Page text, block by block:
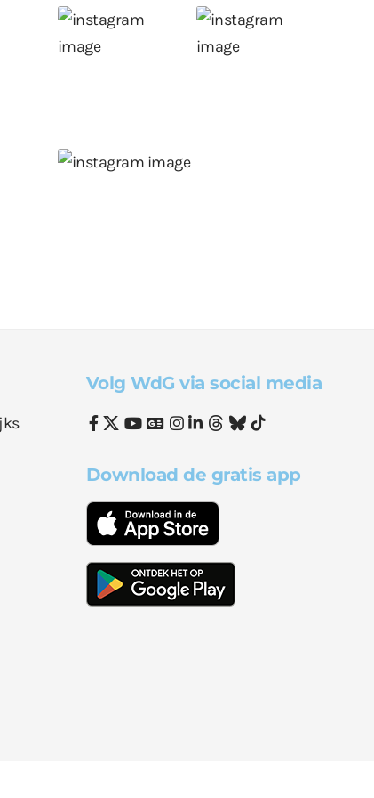
Volg WdG via social media
Download de gratis app